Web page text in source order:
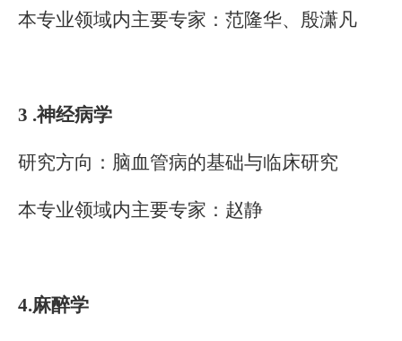
本专业领域内主要专家：范隆华、殷潇凡
3 .神经病学
研究方向：脑血管病的基础与临床研究
本专业领域内主要专家： 赵静
4.麻醉学